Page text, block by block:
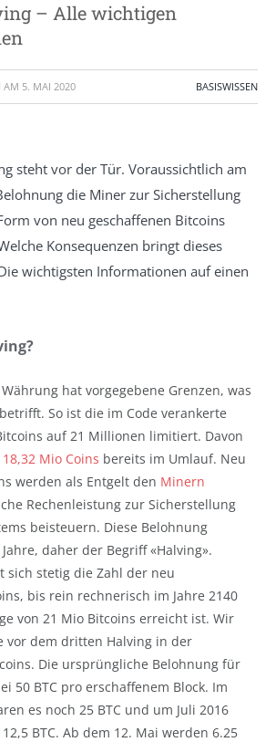
– Alle wichtigen
AM 5. MAI 2020 BASISWISSEN
steht vor der Tür. Voraussichtlich am
die Miner zur Sicherstellung
von neu geschaffenen Bitcoins
Konsequenzen bringt dieses
wichtigsten Informationen auf einen
hat vorgegebene Grenzen, was
So ist die im Code verankerte
auf 21 Millionen limitiert. Davon
18,32 Mio Coins bereits im Umlauf. Neu
werden als Entgelt den Minern
Rechenleistung zur Sicherstellung
beisteuern. Diese Belohnung
daher der Begriff «Halving».
sich stetig die Zahl der neu
bis rein rechnerisch im Jahre 2140
von 21 Mio Bitcoins erreicht ist. Wir
vor dem dritten Halving in der
Die ursprüngliche Belohnung für
50 BTC pro erschaffenem Block. Im
es noch 25 BTC und um Juli 2016
BTC. Ab dem 12. Mai werden 6.25